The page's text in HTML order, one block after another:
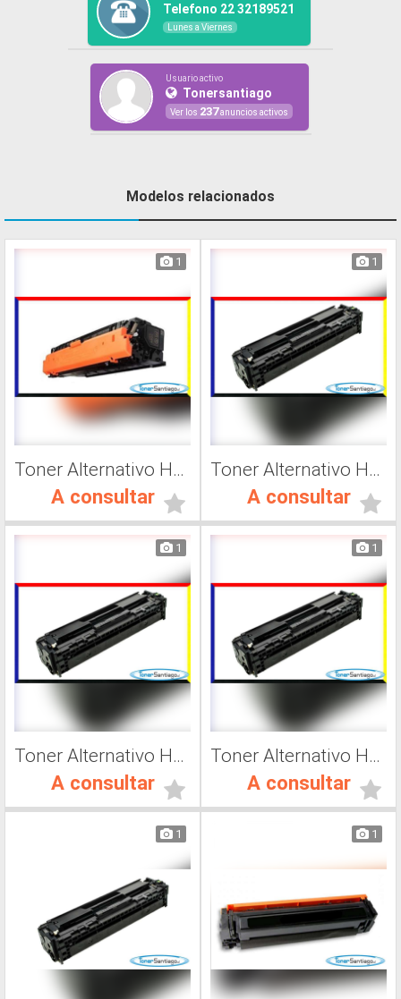
Telefono 22 32189521
Lunes a Viernes
Usuario activo
Tonersantiago
Ver los 237anuncios activos
Modelos relacionados
1
Toner Alternativo Hp 508A, Impresora Láser
A consultar
1
Toner Alternativo Hp CF411A, Impresora Láser
A consultar
1
Toner Alternativo Hp CF412A, Impresora Láser
A consultar
1
Toner Alternativo Hp CF413A, Impresora Láser
A consultar
1 1